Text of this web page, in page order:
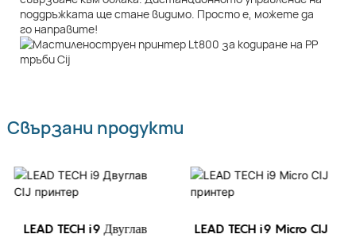
поддръжката ще стане видимо. Просто е, можете да
го направите!
Свързани продукти
LEAD TECH i9 Двуглав
LEAD TECH i9 Micro CIJ